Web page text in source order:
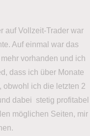
auf Vollzeit-Trader war
Auf einmal war das
vorhanden und ich
dass ich über Monate
obwohl ich die letzten 2
dabei stetig profitabel
möglichen Seiten, mir